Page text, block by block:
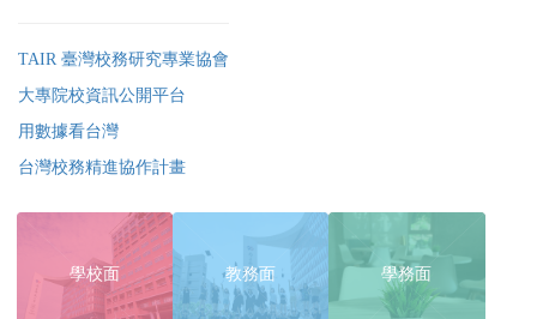
TAIR 臺灣校務研究專業協會
大專院校資訊公開平台
用數據看台灣
台灣校務精進協作計畫
學校面 教務面 學務面